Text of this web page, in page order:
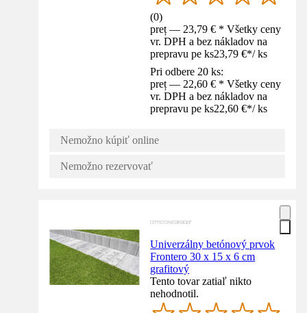
(0)
preț — 23,79 € * Všetky ceny
vr. DPH a bez nákladov na
prepravu pe ks23,79 €*/ ks
Pri odbere 20 ks:
preț — 22,60 € * Všetky ceny
vr. DPH a bez nákladov na
prepravu pe ks22,60 €*/ ks
Nemožno kúpiť online
Nemožno rezervovať
Univerzálny betónový prvok
Frontero 30 x 15 x 6 cm
grafitový
Tento tovar zatiaľ nikto
nehodnotil.